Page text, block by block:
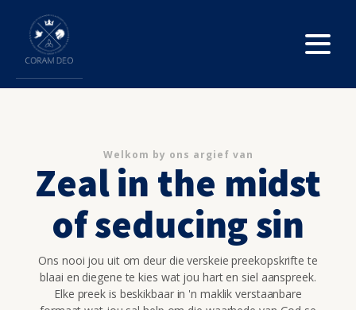
Welkom by ons argief van
Zeal in the midst
of seducing sin
Ons nooi jou uit om deur die verskeie preekopskrifte te
blaai en diegene te kies wat jou hart en siel aanspreek.
Elke preek is beskikbaar in 'n maklik verstaanbare